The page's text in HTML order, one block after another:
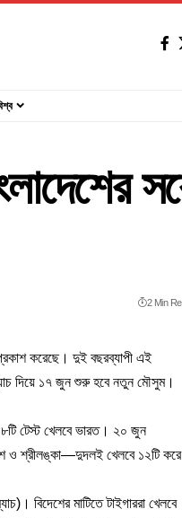
2 Min
করেছে। দুই বছরব্যাপী এই
দিয়ে ১৭ জুন শুরু হবে নতুন মৌসুম।
টেস্ট খেলবে ভারত। ২০ জুন
ও শ্রীলঙ্কা—দুদলই খেলবে ১২টি করে
বিদেশের মাটিতে টাইগাররা খেলবে